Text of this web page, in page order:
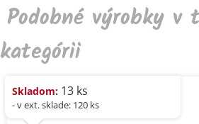
Podobné výrobky v
kategórii
Skladom: 13 ks
- v ext. sklade: 120 ks